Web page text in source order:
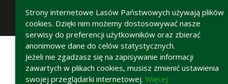
Deklaracja dostępności
Strony internetowe Lasów Państwowych używają plików
cookies. Dzięki nim możemy dostosowywać nasze
serwisy do preferencji użytkowników oraz zbierać
anonimowe dane do celów statystycznych.
Jeżeli nie zgadzasz się na zapisywanie informacji
zawartych w plikach cookies, musisz zmienić ustawienia
swojej przeglądarki internetowej. Więcej